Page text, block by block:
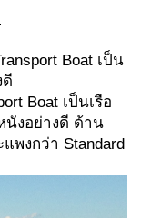
Boat เป็น
Boat เป็นเรือ
นังอย่างดี ด้าน
พงกว่า Standard